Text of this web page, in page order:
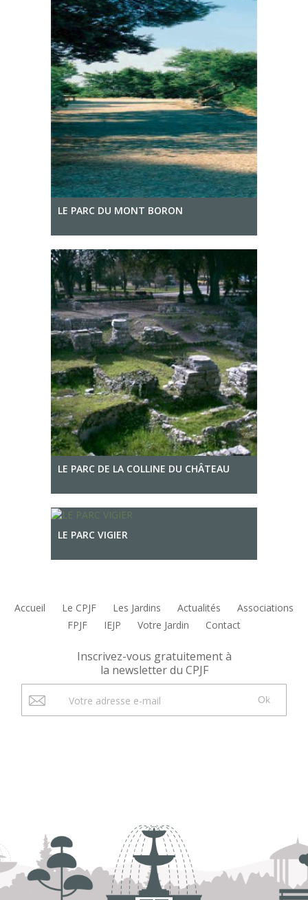
LE PARC DU MONT BORON
LE PARC DE LA COLLINE DU CHÂTEAU
LE PARC VIGIER
Accueil Le CPJF Les Jardins Actualités
Associations
FPJF
IEJP Votre Jardin Contact
Inscrivez-vous gratuitement à
la newsletter du CPJF
Ok